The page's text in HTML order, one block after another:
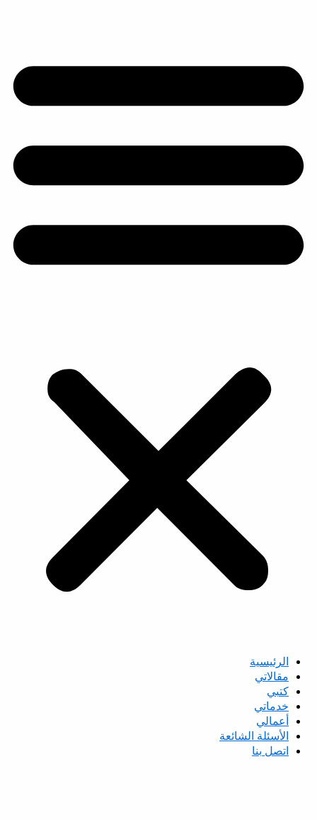
الرئيسية
مقالاتي
كتبي
خدماتي
أعمالي
الأسئلة الشائعة
اتصل بنا